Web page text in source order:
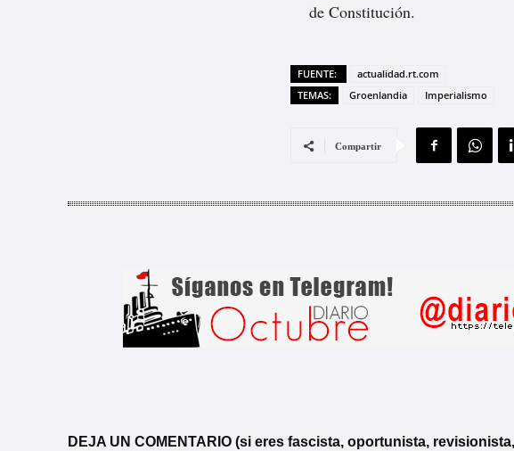
de Constitución.
FUENTE:
actualidad.rt.com
TEMAS:
Groenlandia Imperialismo
Compartir
DEJA UN COMENTARIO (si eres fascista, oportunista,